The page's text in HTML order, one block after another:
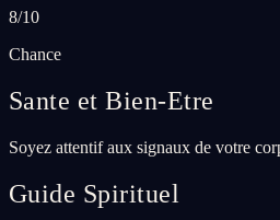
8/10
Chance
Sante et Bien-Etre
Soyez attentif aux signaux de votre
Guide Spirituel